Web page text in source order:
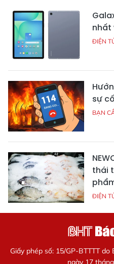
nhất
ĐIỆN
sự
BẠN
thái
ĐIỆN
Giấy phép số: 15/GP-BTTTT
ngày 17